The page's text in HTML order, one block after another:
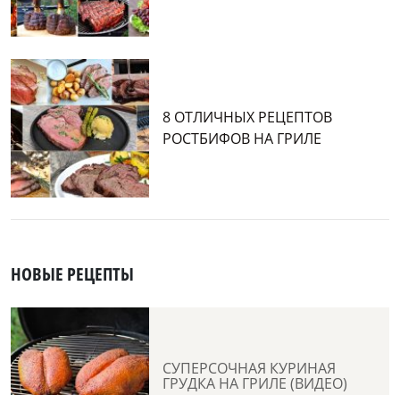
8 ОТЛИЧНЫХ РЕЦЕПТОВ
РОСТБИФОВ НА ГРИЛЕ
НОВЫЕ РЕЦЕПТЫ
СУПЕРСОЧНАЯ КУРИНАЯ
ГРУДКА НА ГРИЛЕ (ВИДЕО)